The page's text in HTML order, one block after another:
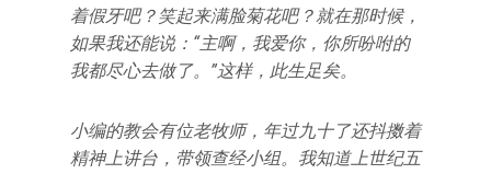
着假牙吧？笑起来满脸菊花吧？就在那时候，
如果我还能说：“主啊，我爱你，你所吩咐的
我都尽心去做了。”这样，此生足矣。
小编的教会有位老牧师，年过九十了还抖擞着
精神上讲台，带领查经小组。我知道上世纪五